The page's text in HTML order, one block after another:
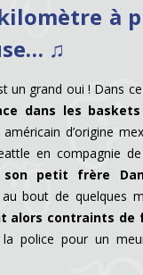
à
♫
un grand oui ! Dans ce
dans les baskets
d’origine
en compagnie
son petit frère
bout de quelques
alors contraints de
police pour un